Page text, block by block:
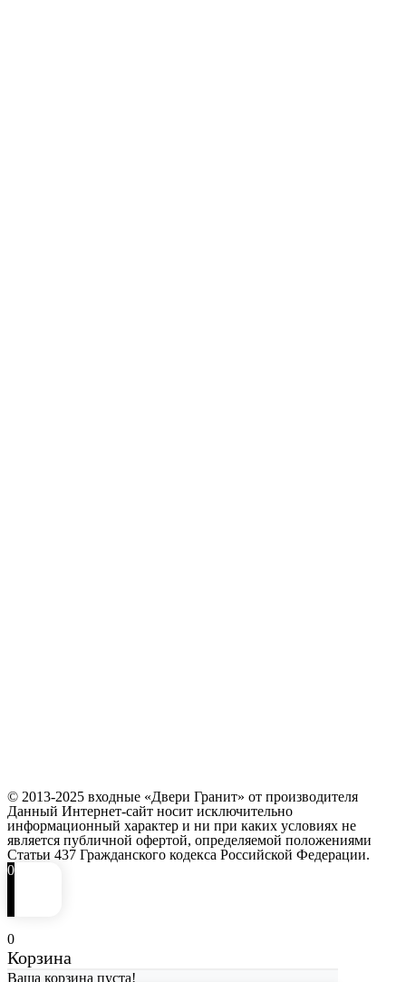
© 2013-2025 входные «Двери Гранит» от производителя
Данный Интернет-сайт носит исключительно
информационный характер и ни при каких условиях не
является публичной офертой, определяемой положениями
Статьи 437 Гражданского кодекса Российской Федерации.
0
0
Корзина
Ваша корзина пуста!